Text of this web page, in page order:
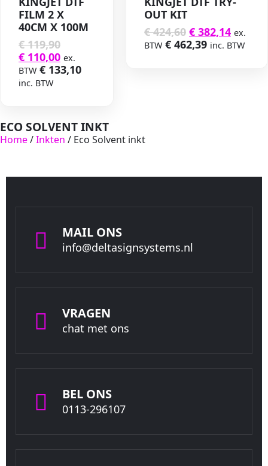
FILM 2 X
40CM X 100M
€119,90
€ 110,00 ex.
BTW € 133,10
inc. BTW
OUT KIT
€424,60 € 382,14 ex.
BTW € 462,39 inc. BTW
ECO SOLVENT INKT
Home/Inkten / Eco Solvent inkt
MAIL ONS
info@deltasignsystems.nl
VRAGEN
chat met ons
BEL ONS
0113-296107